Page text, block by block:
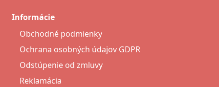
Informácie
Obchodné podmienky
Ochrana osobných údajov GDPR
Odstúpenie od zmluvy
Reklamácia